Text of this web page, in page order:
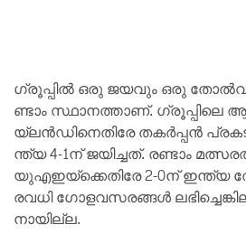
ഗ്രൂ​പ്പി​ല്‍ ഒ​രു ജ​യ​വും ഒ​രു
ണ്ടാം സ്ഥാ​ന​ത്താ​ണ്. ഗ്രൂ​പ്പി​ലെ
യ്‌​ല​ന്‍ഡി​നെ​തി​രേ ത​ക​ര്‍പ്പ​ന്‍
ന്ത്യ 4-1ന് ​ജ​യി​ച്ച​ത്. ര​ണ്ടാം
യു​എ​ഇ​യ്‌​ക്കെ​തി​രേ 2-0ന് ​ഇ​ന്ത്യ
ര​വ​ധി ഗോ​ള​വ​സ​ര​ങ്ങ​ള്‍
നാ​യി​ല്ല.